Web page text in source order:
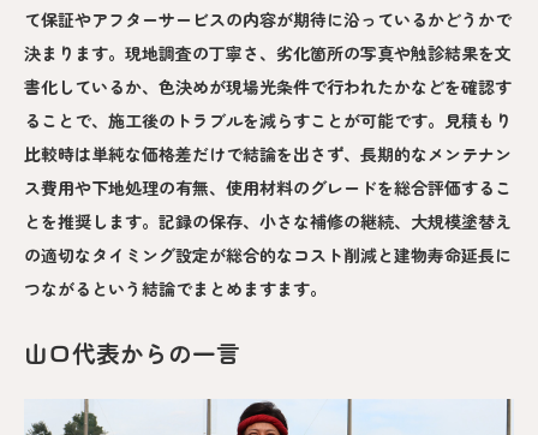
て保証やアフターサービスの内容が期待に沿っているかどうかで
決まります。現地調査の丁寧さ、劣化箇所の写真や触診結果を文
書化しているか、色決めが現場光条件で行われたかなどを確認す
ることで、施工後のトラブルを減らすことが可能です。見積もり
比較時は単純な価格差だけで結論を出さず、長期的なメンテナン
ス費用や下地処理の有無、使用材料のグレードを総合評価するこ
とを推奨します。記録の保存、小さな補修の継続、大規模塗替え
の適切なタイミング設定が総合的なコスト削減と建物寿命延長に
つながるという結論でまとめますます。
山口代表からの一言